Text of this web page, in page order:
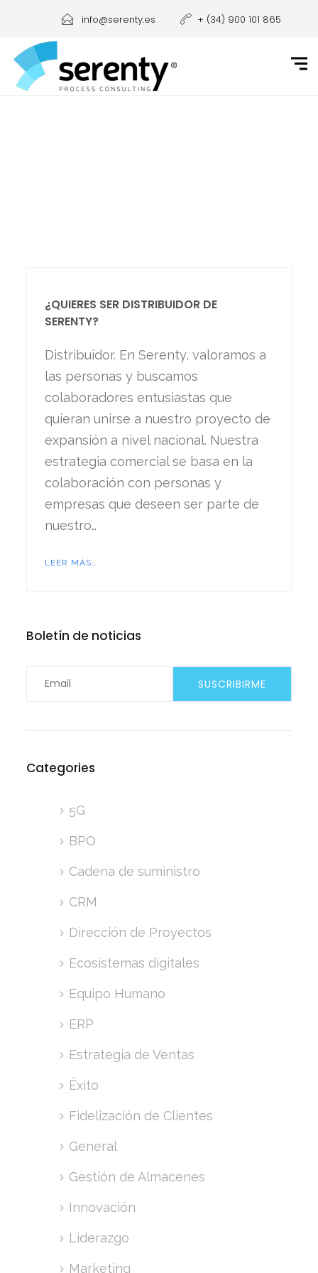
info@serenty.es + (34) 900 101 865
¿QUIERES SER DISTRIBUIDOR DE
SERENTY?
Distribuidor. En Serenty, valoramos a
las personas y buscamos
colaboradores entusiastas que
quieran unirse a nuestro proyecto de
expansión a nivel nacional. Nuestra
estrategia comercial se basa en la
colaboración con personas y
empresas que deseen ser parte de
nuestro…
LEER MÁS...
Boletín de noticias
Categories
5G
BPO
Cadena de suministro
CRM
Dirección de Proyectos
Ecosistemas digitales
Equipo Humano
ERP
Estrategia de Ventas
Éxito
Fidelización de Clientes
General
Gestión de Almacenes
Innovación
Liderazgo
Marketing